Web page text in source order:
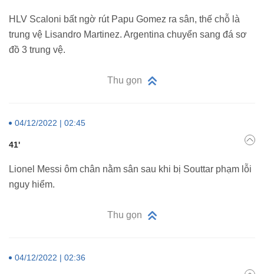
HLV Scaloni bất ngờ rút Papu Gomez ra sân, thế chỗ là
trung vệ Lisandro Martinez. Argentina chuyển sang đá sơ
đồ 3 trung vệ.
Thu gọn
04/12/2022 | 02:45
41'
Lionel Messi ôm chân nằm sân sau khi bị Souttar phạm lỗi
nguy hiểm.
Thu gọn
04/12/2022 | 02:36